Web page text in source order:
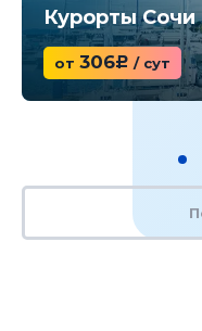
Курорты Сочи
от 306c / сут